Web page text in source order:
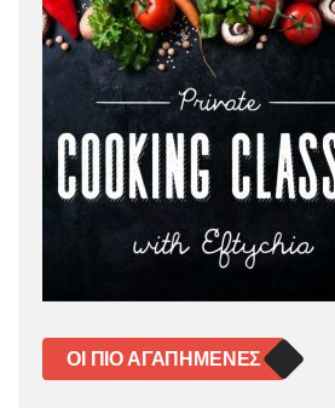
ΟΙ ΠΙΟ ΑΓΑΠΗΜΈΝΕΣ